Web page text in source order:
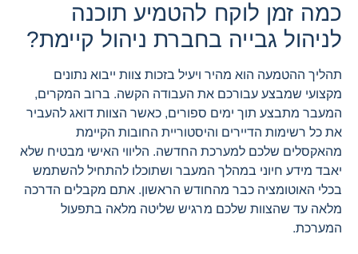
כמה זמן לוקח להטמיע תוכנה
לניהול גבייה בחברת ניהול קיימת?
תהליך ההטמעה הוא מהיר ויעיל בזכות צוות ייבוא נתונים
מקצועי שמבצע עבורכם את העבודה הקשה. ברוב המקרים,
המעבר מתבצע תוך ימים ספורים, כאשר הצוות דואג להעביר
את כל רשימות הדיירים והיסטוריית החובות הקיימת
מהאקסלים שלכם למערכת החדשה. הליווי האישי מבטיח שלא
יאבד מידע חיוני במהלך המעבר ושתוכלו להתחיל להשתמש
בכלי האוטומציה כבר מהחודש הראשון. אתם מקבלים הדרכה
מלאה עד שהצוות שלכם מרגיש שליטה מלאה בתפעול
המערכת.